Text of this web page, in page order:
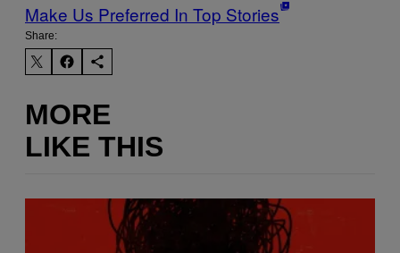
Make Us Preferred In Top Stories
Share:
MORE
LIKE THIS